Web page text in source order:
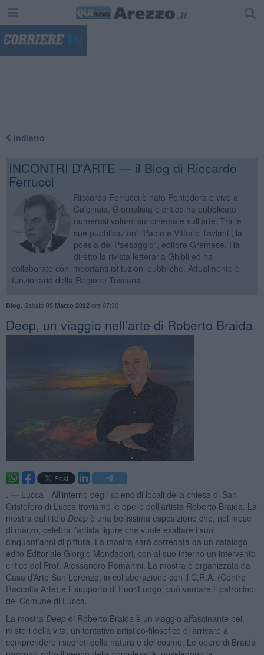
Indietro
INCONTRI D'ARTE — il Blog di Riccardo
Ferrucci
Riccardo Ferrucci è nato Pontedera e vive a
Calcinaia. Giornalista e critico ha pubblicato
numerosi volumi sul cinema e sull’arte. Tra le
sue pubblicazioni “Paolo e Vittorio Taviani , la
poesia del Paesaggio”, editore Gremese. Ha
diretto la rivista letteraria Ghibli ed ha
collaborato con importanti istituzioni pubbliche. Attualmente è
funzionario della Regione Toscana.
Blog Sabato 05 Marzo 2022ore 07:30
​Deep, un viaggio nell’arte di Roberto Braida
. — Lucca - All’interno degli splendidi locali della chiesa di San
Cristoforo di Lucca troviamo le opere dell’artista Roberto Braida. La
mostra dal titolo Deep è una bellissima esposizione che, nel mese
di marzo, celebra l’artista ligure che vuole esaltare i suoi
cinquant’anni di pittura. La mostra sarà corredata da un catalogo
edito Editoriale Giorgio Mondadori, con al suo interno un intervento
critico del Prof. Alessandro Romanini. La mostra è organizzata da
Casa d’Arte San Lorenzo, in collaborazione con il C.R.A. (Centro
Raccolta Arte) e il supporto di FuoriLuogo, può vantare il patrocino
del Comune di Lucca.
La mostra Deep di Roberto Braida è un viaggio affascinante nei
misteri della vita, un tentativo artistico-filosofico di arrivare a
comprendere i segreti della natura e del cosmo. Le opere di Braida